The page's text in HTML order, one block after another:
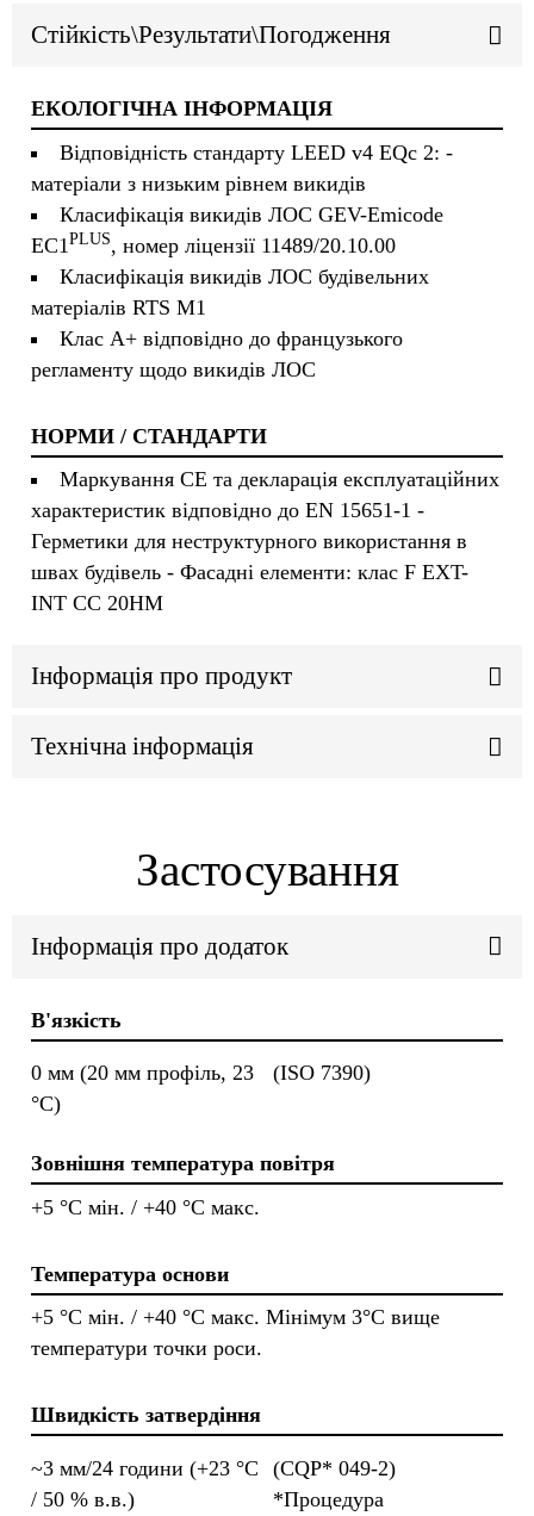
Стійкість\Результати\Погодження
ЕКОЛОГІЧНА ІНФОРМАЦІЯ
Відповідність стандарту LEED v4 EQc 2: -
матеріали з низьким рівнем викидів
Класифікація викидів ЛОС GEV-Emicode
EC1 PLUS, номер ліцензії 11489/20.10.00
Класифікація викидів ЛОС будівельних
матеріалів RTS M1
Клас A+ відповідно до французького
регламенту щодо викидів ЛОС
НОРМИ / СТАНДАРТИ
Маркування CE та декларація експлуатаційних
характеристик відповідно до EN 15651-1 -
Герметики для неструктурного використання в
швах будівель - Фасадні елементи: клас F EXT-
INT CC 20HM
Інформація про продукт
Технічна інформація
Застосування
Інформація про додаток
В'язкість
0 мм (20 мм профіль, 23
°C)
(ISO 7390)
Зовнішня температура повітря
+5 °C мін. / +40 °C макс.
Температура основи
+5 °C мін. / +40 °C макс. Мінімум 3°С вище
температури точки роси.
Швидкість затвердіння
~3 мм/24 години (+23 °C
/ 50 % в.в.)
(CQP* 049-2)
*Процедура